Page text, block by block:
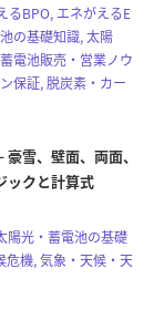
るBPO, エネがえるE
の基礎知識, 太陽
電池販売・営業ノウ
保証, 脱炭素・カー
雪、壁面、両面、
ックと計算式
陽光・蓄電池の基礎
危機, 気象・天候・天